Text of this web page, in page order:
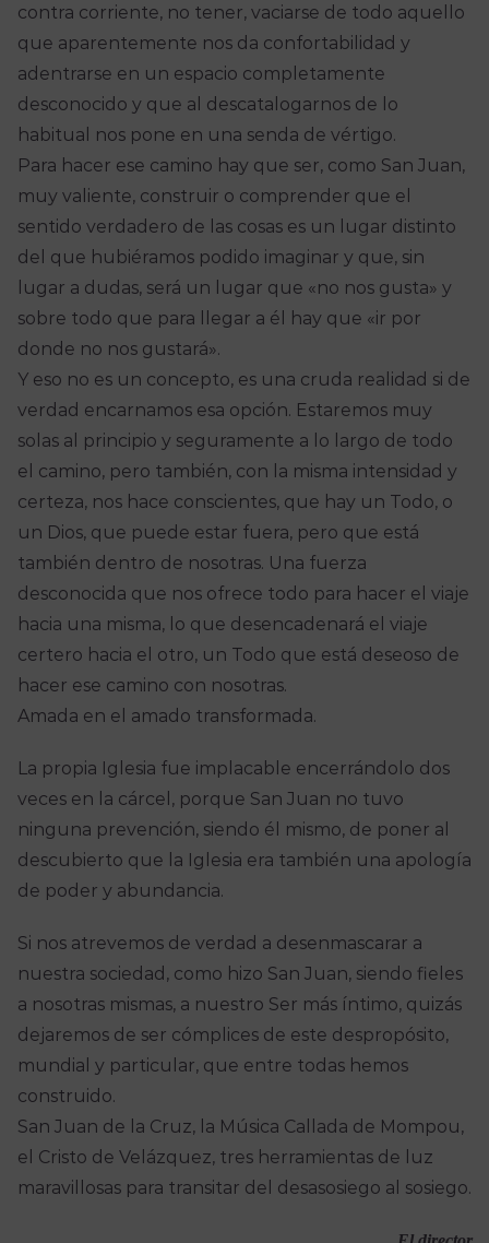
contra corriente, no tener, vaciarse de todo aquello
que aparentemente nos da confortabilidad y
adentrarse en un espacio completamente
desconocido y que al descatalogarnos de lo
habitual nos pone en una senda de vértigo.
Para hacer ese camino hay que ser, como San Juan,
muy valiente, construir o comprender que el
sentido verdadero de las cosas es un lugar distinto
del que hubiéramos podido imaginar y que, sin
lugar a dudas, será un lugar que «no nos gusta» y
sobre todo que para llegar a él hay que «ir por
donde no nos gustará».
Y eso no es un concepto, es una cruda realidad si de
verdad encarnamos esa opción. Estaremos muy
solas al principio y seguramente a lo largo de todo
el camino, pero también, con la misma intensidad y
certeza, nos hace conscientes, que hay un Todo, o
un Dios, que puede estar fuera, pero que está
también dentro de nosotras. Una fuerza
desconocida que nos ofrece todo para hacer el viaje
hacia una misma, lo que desencadenará el viaje
certero hacia el otro, un Todo que está deseoso de
hacer ese camino con nosotras.
Amada en el amado transformada.
La propia Iglesia fue implacable encerrándolo dos
veces en la cárcel, porque San Juan no tuvo
ninguna prevención, siendo él mismo, de poner al
descubierto que la Iglesia era también una apología
de poder y abundancia.
Si nos atrevemos de verdad a desenmascarar a
nuestra sociedad, como hizo San Juan, siendo fieles
a nosotras mismas, a nuestro Ser más íntimo, quizás
dejaremos de ser cómplices de este despropósito,
mundial y particular, que entre todas hemos
construido.
San Juan de la Cruz, la Música Callada de Mompou,
el Cristo de Velázquez, tres herramientas de luz
maravillosas para transitar del desasosiego al sosiego.